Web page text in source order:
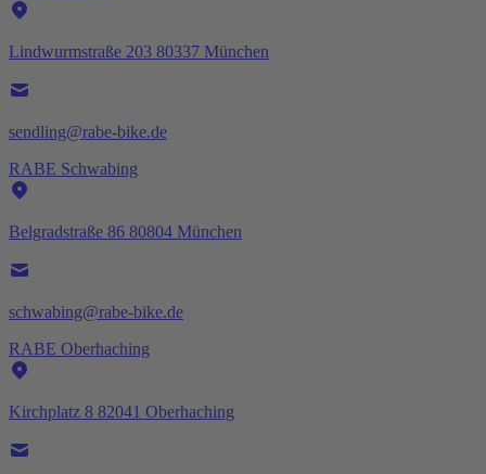
Lindwurmstraße 203 80337 München
sendling@rabe-bike.de
RABE Schwabing
Belgradstraße 86 80804 München
schwabing@rabe-bike.de
RABE Oberhaching
Kirchplatz 8 82041 Oberhaching